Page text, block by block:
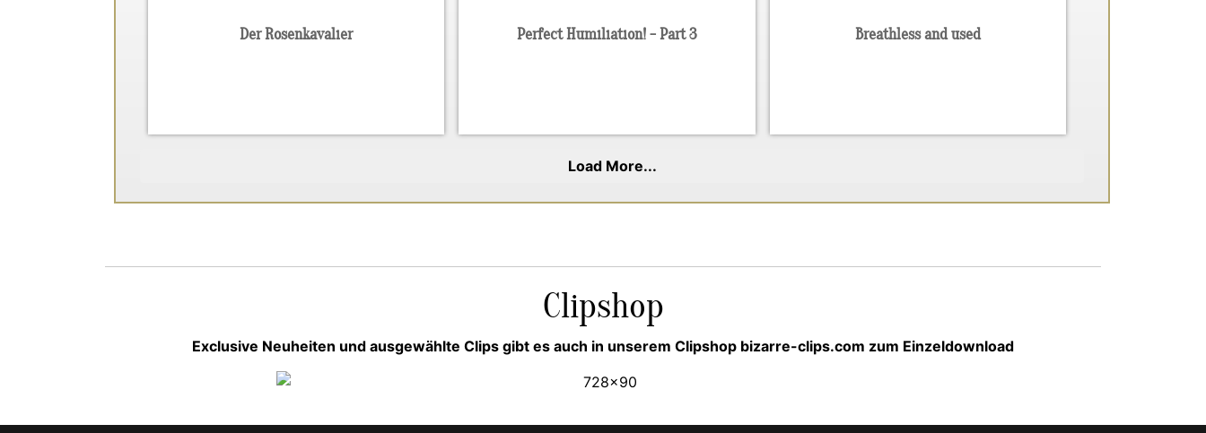
Der Rosenkavalier Perfect Humiliation! - Part 3 Breathless and used
Load More...
Clipshop
Exclusive Neuheiten und ausgewählte Clips gibt es auch in unserem Clipshop bizarre-clips.com zum Einzeldownload